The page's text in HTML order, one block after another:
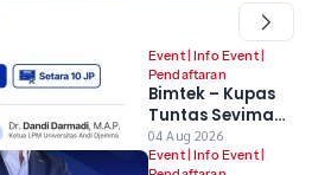
Event|Info Event|
Pendaftaran
Bimtek – Kupas
Tuntas Sevima
Platform: Untuk
Mengawal Awal
04 Aug 2026
Event|Info Event|